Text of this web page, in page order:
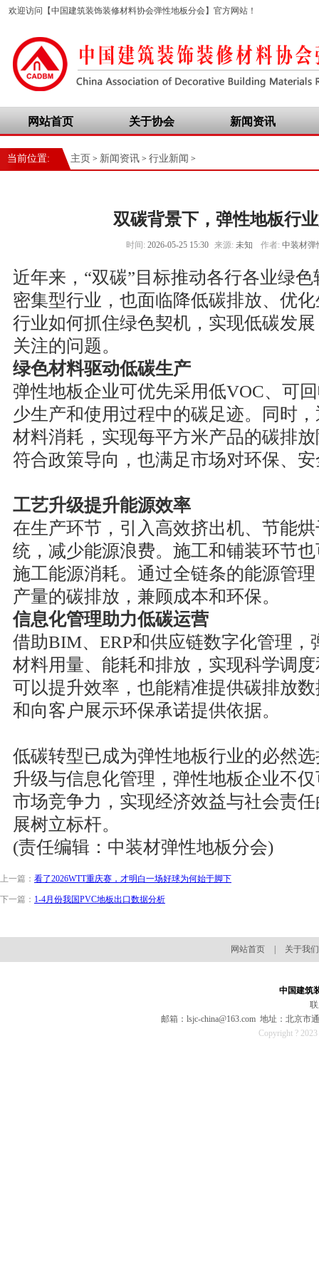
欢迎访问【中国建筑装饰装修材料协会弹性地板分会】官方网站！
网站首页 关于协会 新闻资讯
当前位置: 主页 > 新闻资讯 > 行业新闻 >
双碳背景下，弹性地板行
时间: 2026-05-25 15:30 来源: 未知 作者: 中装材
近年来，“双碳”目标推动各行各业绿
密集型行业，也面临降低碳排放、优
行业如何抓住绿色契机，实现低碳发
关注的问题。
绿色材料驱动低碳生产
弹性地板企业可优先采用低VOC、可
少生产和使用过程中的碳足迹。同时
材料消耗，实现每平方米产品的碳排
符合政策导向，也满足市场对环保、
工艺升级提升能源效率
在生产环节，引入高效挤出机、节能
统，减少能源浪费。施工和铺装环节
施工能源消耗。通过全链条的能源管
产量的碳排放，兼顾成本和环保。
信息化管理助力低碳运营
借助BIM、ERP和供应链数字化管理
材料用量、能耗和排放，实现科学调
可以提升效率，也能精准提供碳排放
和向客户展示环保承诺提供依据。
低碳转型已成为弹性地板行业的必然
升级与信息化管理，弹性地板企业不
市场竞争力，实现经济效益与社会责
展树立标杆。
(责任编辑：中装材弹性地板分会)
上一篇： 看了2026WTT重庆赛，才明白一场好球为何始于脚下
下一篇： 1-4月份我国PVC地板出口数据分析
网站首页 关于我们
中国建筑
邮箱：lsjc-china@163.com 地址：北京市
Copyright ?